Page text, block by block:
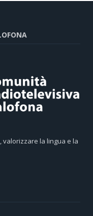
la lingua e la